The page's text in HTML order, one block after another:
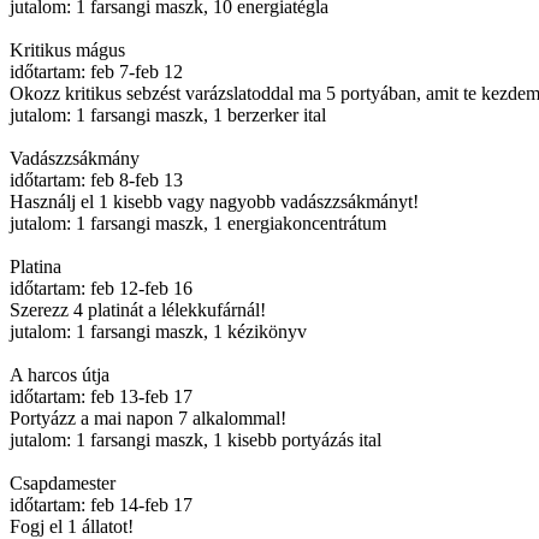
jutalom: 1 farsangi maszk, 10 energiatégla
Kritikus mágus
időtartam: feb 7-feb 12
Okozz kritikus sebzést varázslatoddal ma 5 portyában, amit te
jutalom: 1 farsangi maszk, 1 berzerker ital
Vadászzsákmány
időtartam: feb 8-feb 13
Használj el 1 kisebb vagy nagyobb vadászzsákmányt!
jutalom: 1 farsangi maszk, 1 energiakoncentrátum
Platina
időtartam: feb 12-feb 16
Szerezz 4 platinát a lélekkufárnál!
jutalom: 1 farsangi maszk, 1 kézikönyv
A harcos útja
időtartam: feb 13-feb 17
Portyázz a mai napon 7 alkalommal!
jutalom: 1 farsangi maszk, 1 kisebb portyázás ital
Csapdamester
időtartam: feb 14-feb 17
Fogj el 1 állatot!